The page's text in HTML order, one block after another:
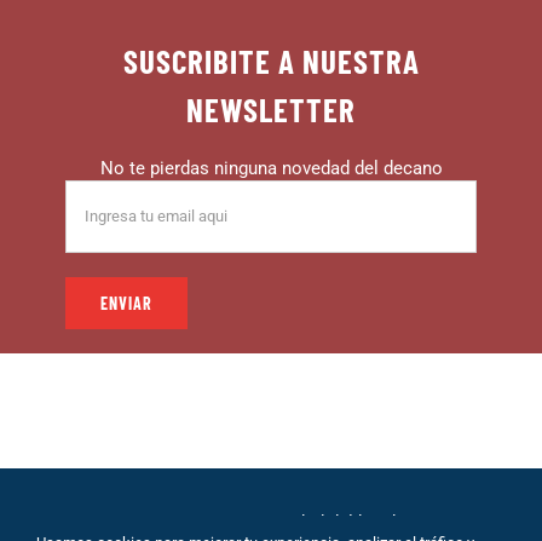
SUSCRIBITE A NUESTRA
NEWSLETTER
No te pierdas ninguna novedad del decano
© 1999 – DECANO – La comunidad del hincha |